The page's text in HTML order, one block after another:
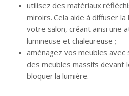
utilisez des matériaux
miroirs. Cela aide à diffuser
votre salon, créant ainsi une
lumineuse et chaleureuse ;
aménagez vos meubles
des meubles massifs devant
bloquer la lumière.